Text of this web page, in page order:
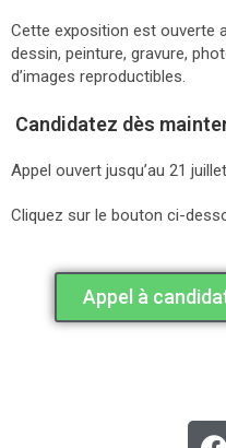
Cette exposition est ouverte
dessin, peinture, gravure,
d’images reproductibles.
Candidatez dès
Appel ouvert jusqu’au 21
Cliquez sur le bouton ci-
Appel à